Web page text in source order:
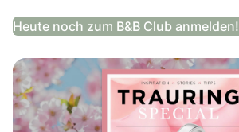
Heute noch zum B&B Club anmelden!